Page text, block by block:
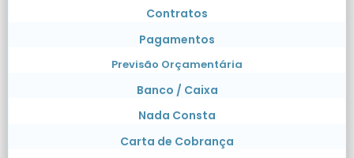
Contratos
Pagamentos
Previsão Orçamentária
Banco / Caixa
Nada Consta
Carta de Cobrança